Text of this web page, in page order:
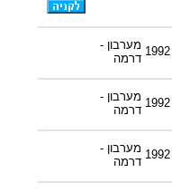
1992 מערבון -
דרמה
1992 מערבון -
דרמה
1992 מערבון -
דרמה